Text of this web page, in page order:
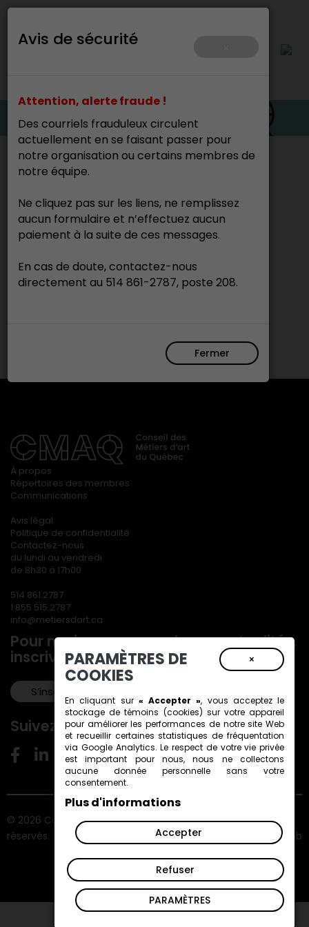
Avis de sécurité
Attention, alerte fraude !
Des courriels frauduleux circulent
actuellement en se faisant passer pour
notre organisation ou certains membres de
notre équipe.
Ne cliquez pas sur les liens, ne remplissez
aucun formulaire et n’effectuez aucun
paiement à la suite de ces messages.
En cas de doute, contactez-nous
directement au 514 861-2787, poste 208.
Fermer
Accueil>
Cette page n’existe pas.
À propos
Répertoires des membres
Communications
Avis légal
Politique de confidentialité
Contactez-nous
du lundi au vendredi
de 8h30 à 17h00
514 861.2787
1 855 515.2787
info@metiersdart.ca
Pour ne rien manquer de nos actualités,
inscrivez-vous à notre infolettre!
S’inscrire!
Suivez-nous!
© 2026 Conseil des métiers d'art du Québec. Tous droits
réservés.
ViGlob
×
PARAMÈTRES DE
COOKIES
En cliquant sur « Accepter », vous acceptez le
stockage detémoins (cookies) sur votre appareil
pour améliorer les performances de notre site Web
et recueillir certaines statistiques de fréquentation
via Google Analytics. Le respect de votre vie privée
est important pour nous, nous ne collectons
aucune donnée personnelle sans votre
consentement.
Plus d'informations
Accepter
Refuser
PARAMÈTRES